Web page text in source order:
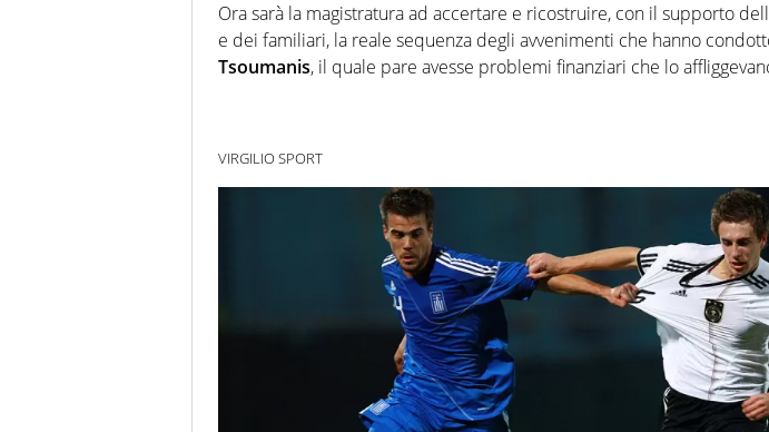
Ora sarà la magistratura ad accertare e ricostruire, con il supporto
e dei familiari, la reale sequenza degli avvenimenti che hanno
Tsoumanis, il quale pare avesse problemi finanziari che lo
VIRGILIO SPORT